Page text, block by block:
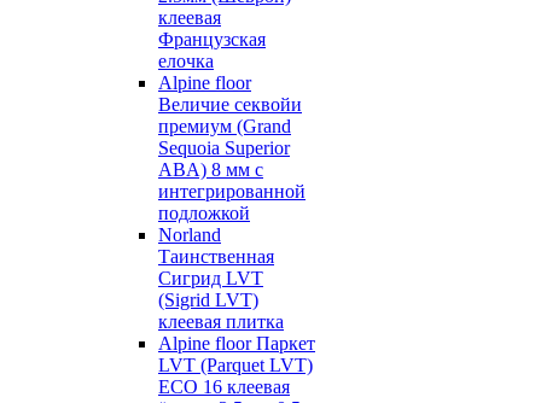
клеевая
Французская
елочка
Alpine floor
Величие секвойи
премиум (Grand
Sequoia Superior
ABA) 8 мм с
интегрированной
подложкой
Norland
Таинственная
Сигрид LVT
(Sigrid LVT)
клеевая плитка
Alpine floor Паркет
LVT (Parquet LVT)
ECO 16 клеевая